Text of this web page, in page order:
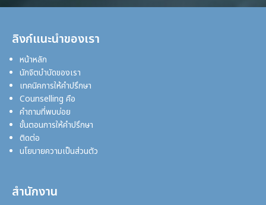
ลิงก์แนะนำของเรา
หน้าหลัก
นักจิตบำบัดของเรา
เทคนิคการให้คำปรึกษา
Counselling คือ
คำถามที่พบบ่อย
ขั้นตอนการให้คำปรึกษา
ติดต่อ
นโยบายความเป็นส่วนตัว
สำนักงาน